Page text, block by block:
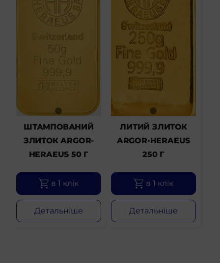
ШТАМПОВАНИЙ
ЗЛИТОК ARGOR-
HERAEUS 50 Г
в 1 клік
Детальніше
ЛИТИЙ ЗЛИТОК
ARGOR-HERAEUS
250 Г
в 1 клік
Детальніше